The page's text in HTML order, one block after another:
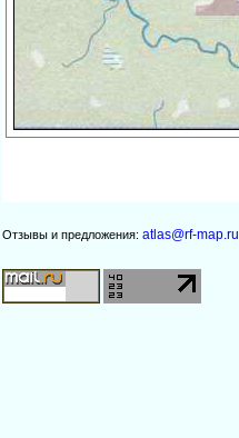
Отзывы и предложения: atlas@rf-map.ru